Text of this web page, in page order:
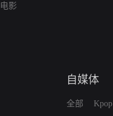
电影
自媒体
全部
Kpop